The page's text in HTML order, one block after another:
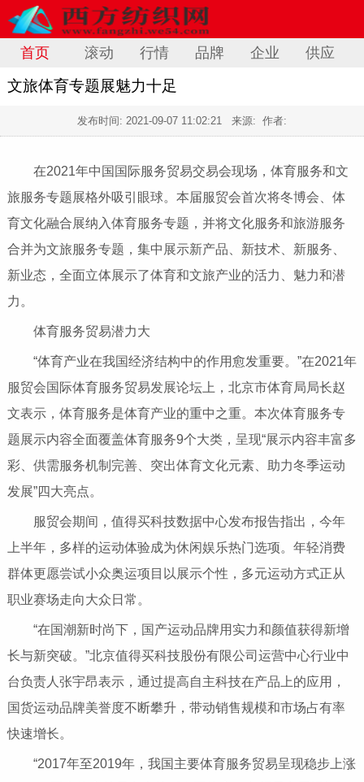
首页 滚动 行情 品牌 企业 供应
文旅体育专题展魅力十足
发布时间: 2021-09-07 11:02:21 来源: 作者:
在2021年中国国际服务贸易交易会现场，体育服务和文
旅服务专题展格外吸引眼球。本届服贸会首次将冬博会、体
育文化融合展纳入体育服务专题，并将文化服务和旅游服务
合并为文旅服务专题，集中展示新产品、新技术、新服务、
新业态，全面立体展示了体育和文旅产业的活力、魅力和潜
力。
体育服务贸易潜力大
“体育产业在我国经济结构中的作用愈发重要。”在2021年
服贸会国际体育服务贸易发展论坛上，北京市体育局局长赵
文表示，体育服务是体育产业的重中之重。本次体育服务专
题展示内容全面覆盖体育服务9个大类，呈现“展示内容丰富多
彩、供需服务机制完善、突出体育文化元素、助力冬季运动
发展”四大亮点。
服贸会期间，值得买科技数据中心发布报告指出，今年
上半年，多样的运动体验成为休闲娱乐热门选项。年轻消费
群体更愿尝试小众奥运项目以展示个性，多元运动方式正从
职业赛场走向大众日常。
“在国潮新时尚下，国产运动品牌用实力和颜值获得新增
长与新突破。”北京值得买科技股份有限公司运营中心行业中
台负责人张宇昂表示，通过提高自主科技在产品上的应用，
国货运动品牌美誉度不断攀升，带动销售规模和市场占有率
快速增长。
“2017年至2019年，我国主要体育服务贸易呈现稳步上涨